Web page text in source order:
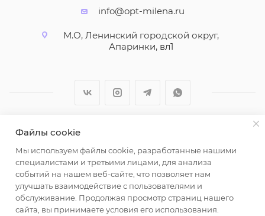
info@opt-milena.ru
М.О, Ленинский городской округ,
Апаринки, вл1
2026 © ООО "Вайт Текстиль групп"
Любая информация на сайте носит справочный
характер и не является публичной офертой
определяемой положениями пункта 2 статьи 437
Гражданского кодекса Российской Федерации.
Использование любых материалов, опубликованных
Файлы cookie
Мы используем файлы cookie, разработанные нашими
специалистами и третьими лицами, для анализа
событий на нашем веб-сайте, что позволяет нам
улучшать взаимодействие с пользователями и
обслуживание. Продолжая просмотр страниц нашего
сайта, вы принимаете условия его использования.